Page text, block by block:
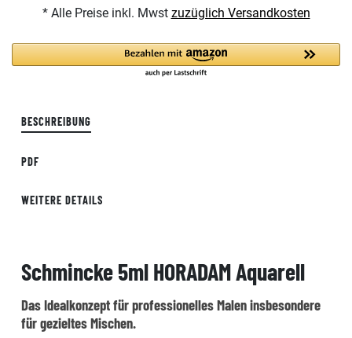
* Alle Preise inkl. Mwst zuzüglich Versandkosten
BESCHREIBUNG
PDF
WEITERE DETAILS
Schmincke 5ml HORADAM Aquarell
Das Idealkonzept für professionelles Malen insbesondere
für gezieltes Mischen.